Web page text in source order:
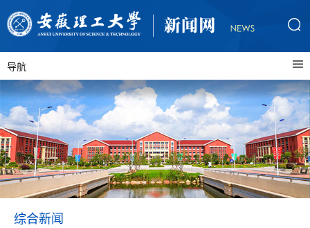
导航
综合新闻